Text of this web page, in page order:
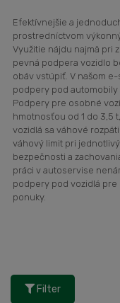
Efektívnejšie a
prostredníctvom
Využitie nájdu najmä pri
pevná podpera vozidlo
obáv vstúpiť. V našom
podpery pod
Podpery pre osobné
hmotnosťou od 1 do 3,5
vozidlá sa váhové
váhový limit pri
bezpečnosti a
práci v autoservise
podpery pod vozidlá pre
ponuky.
Filter